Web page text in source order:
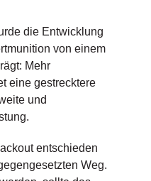
die Entwicklung
von einem
Mehr
eine gestrecktere
und
entschieden
Weg.